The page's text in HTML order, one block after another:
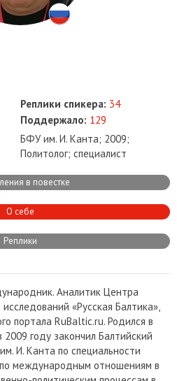
Реплики спикера: 34
Поддержало: 129
БФУ им. И. Канта; 2009;
Политолог; специалист
в повестке
О себе
Реплики
Аналитик Центра
«Русская Балтика»,
портала RuBaltic.ru. Родился в
году закончил Балтийский
И. Канта по специальности
по международным отношениям в